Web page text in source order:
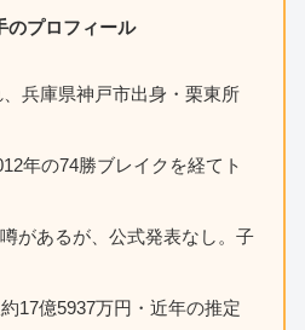
のプロフィール
兵庫県神戸市出身・栗東所
年の74勝ブレイクを経てト
があるが、公式発表なし。子
17億5937万円・近年の推定